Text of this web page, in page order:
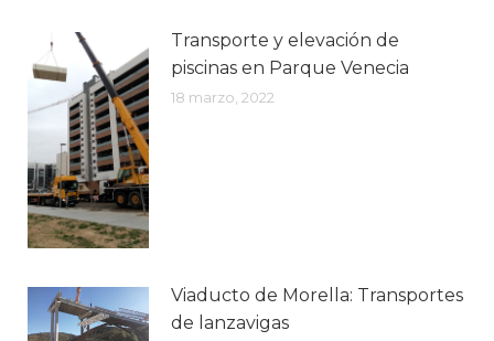
Transporte y elevación de
piscinas en Parque Venecia
18 marzo, 2022
Viaducto de Morella: Transportes
de lanzavigas